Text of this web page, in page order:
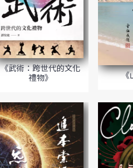
《武術：跨世代的文化
禮物》 《